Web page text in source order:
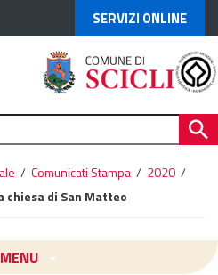
SERVIZI ONLINE
/ Comunicati Stampa / 2020 /
di San Matteo
MENU